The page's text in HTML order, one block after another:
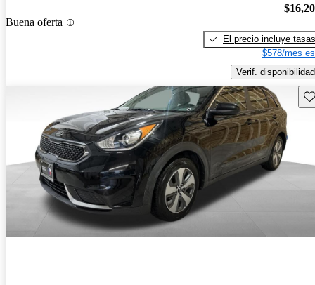
Buena oferta
El precio incluye tasas
$578/mes
Verif. disponibilidad